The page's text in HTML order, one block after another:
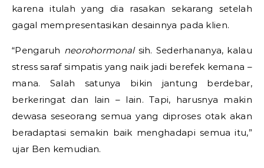
karena itulah yang dia rasakan sekarang setelah
gagal mempresentasikan desainnya pada klien.
“Pengaruh neorohormonalsih. Sederhananya, kalau
stress saraf simpatis yang naik jadi berefek kemana –
mana. Salah satunya bikin jantung berdebar,
berkeringat dan lain – lain. Tapi, harusnya makin
dewasa seseorang semua yang diproses otak akan
beradaptasi semakin baik menghadapi semua itu,”
ujar Ben kemudian.